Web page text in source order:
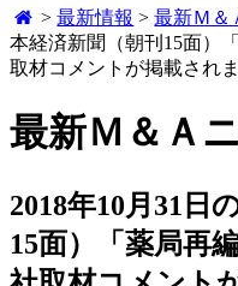
>最新情報 >最新Ｍ＆
本経済新聞（朝刊15面）
取材コメントが掲載されま
最新Ｍ＆Ａ
2018年10月31日
15面）「薬局再